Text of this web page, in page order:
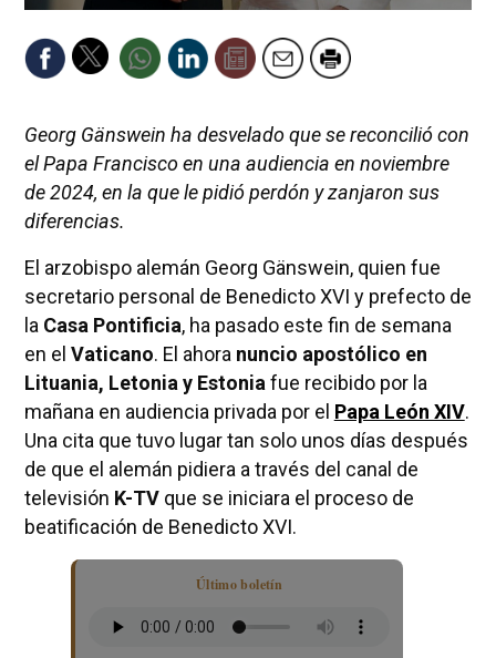
Georg Gänswein ha desvelado que se reconcilió con
el Papa Francisco en una audiencia en noviembre
de 2024, en la que le pidió perdón y zanjaron sus
diferencias.
El arzobispo alemán Georg Gänswein, quien fue
secretario personal de Benedicto XVI y prefecto de
la Casa Pontificia, ha pasado este fin de semana
en el Vaticano. El ahora nuncio apostólico en
Lituania, Letonia y Estonia fue recibido por la
mañana en audiencia privada por el Papa León XIV.
Una cita que tuvo lugar tan solo unos días después
de que el alemán pidiera a través del canal de
televisión K-TVque se iniciara el proceso de
beatificación de Benedicto XVI.
Último boletín